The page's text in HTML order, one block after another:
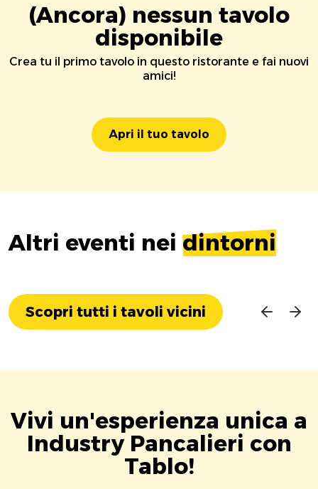
(Ancora) nessun tavolo
disponibile
Crea tu il primo tavolo in questo ristorante e fai nuovi
amici!
Apri il tuo tavolo
Altri eventi nei dintorni
Scopri tutti i tavoli vicini
Vivi un'esperienza unica a
Industry Pancalieri con
Tablo!